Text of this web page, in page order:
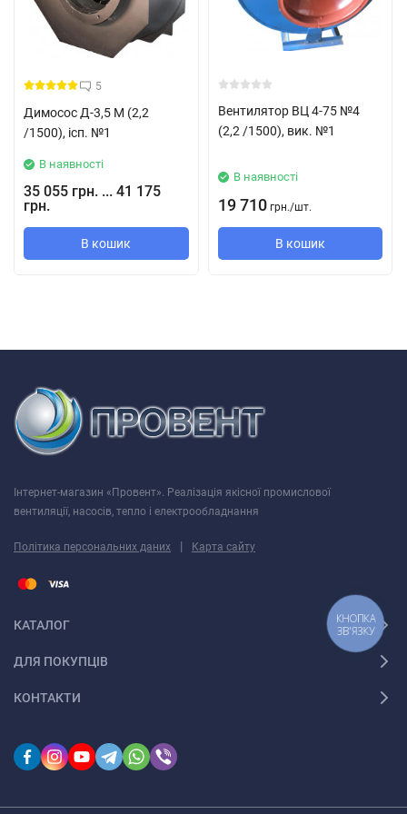
№5 Зменшений діаметр робочого колеса
1000
АІР 71 В6
АІР 80 В4 1,5
Номінальний діаметр робочого колеса
0,55
5
Димосос Д-3,5 М (2,2
/1500), ісп. №1
В наявності
35 055 грн. ... 41 175
грн.
В кошик
Вентилятор ВЦ 4-75 №4
(2,2 /1500), вик. №1
В наявності
19 710 грн./шт.
В кошик
Інтернет-магазин «Провент». Реалізація якісної промислової
вентиляції, насосів, тепло і електрообладнання
Політика персональних даних | Карта сайту
КАТАЛОГ
ДЛЯ ПОКУПЦІВ
КОНТАКТИ
КНОПКА
ЗВ'ЯЗКУ